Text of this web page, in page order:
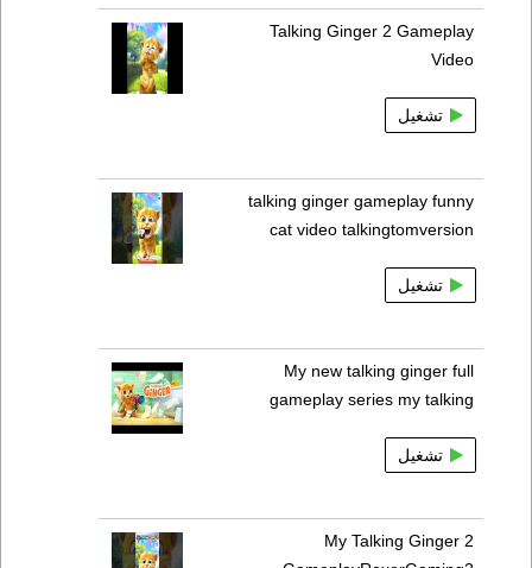
Talking Ginger 2 Gameplay
Video
تشغيل
talking ginger gameplay funny
cat video talkingtomversion
تشغيل
My new talking ginger full
gameplay series my talking
تشغيل
My Talking Ginger 2